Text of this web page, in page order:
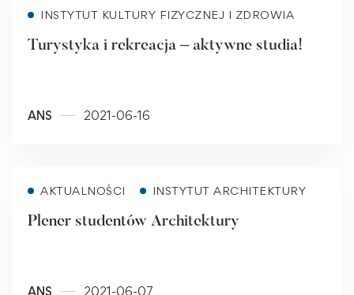
INSTYTUT KULTURY FIZYCZNEJ I ZDROWIA
Turystyka i rekreacja – aktywne studia!
ANS 2021-06-16
AKTUALNOŚCI INSTYTUT ARCHITEKTURY
Plener studentów Architektury
ANS 2021-06-07